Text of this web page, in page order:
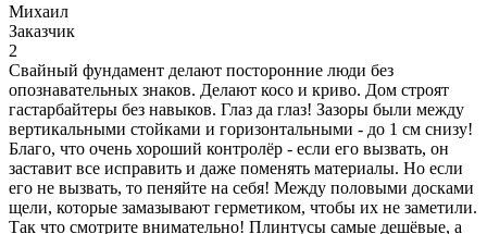
Михаил
Заказчик
2
Свайный фундамент делают посторонние люди без
опознавательных знаков. Делают косо и криво. Дом строят
гастарбайтеры без навыков. Глаз да глаз! Зазоры были между
вертикальными стойками и горизонтальными - до 1 см снизу!
Благо, что очень хороший контролёр - если его вызвать, он
заставит все исправить и даже поменять материалы. Но если
его не вызвать, то пеняйте на себя! Между половыми досками
щели, которые замазывают герметиком, чтобы их не заметили.
Так что смотрите внимательно! Плинтусы самые дешёвые, а